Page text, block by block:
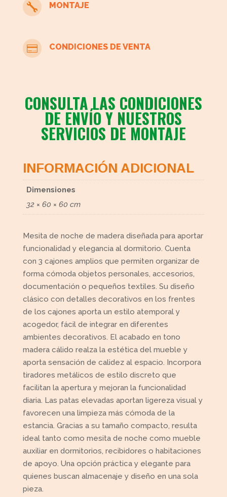
 MONTAJE
 CONDICIONES DE VENTA
CONSULTA LAS CONDICIONES
DE ENVÍO Y NUESTROS
SERVICIOS DE MONTAJE
INFORMACIÓN ADICIONAL
Dimensiones
32 × 60 × 60 cm
Mesita de noche de madera diseñada para aportar
funcionalidad y elegancia al dormitorio. Cuenta
con 3 cajones amplios que permiten organizar de
forma cómoda objetos personales, accesorios,
documentación o pequeños textiles. Su diseño
clásico con detalles decorativos en los frentes
de los cajones aporta un estilo atemporal y
acogedor, fácil de integrar en diferentes
ambientes decorativos. El acabado en tono
madera cálido realza la estética del mueble y
aporta sensación de calidez al espacio. Incorpora
tiradores metálicos de estilo discreto que
facilitan la apertura y mejoran la funcionalidad
diaria. Las patas elevadas aportan ligereza visual y
favorecen una limpieza más cómoda de la
estancia. Gracias a su tamaño compacto, resulta
ideal tanto como mesita de noche como mueble
auxiliar en dormitorios, recibidores o habitaciones
de apoyo. Una opción práctica y elegante para
quienes buscan almacenaje y diseño en una sola
pieza.